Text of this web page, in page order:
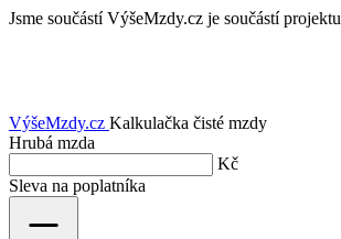
Jsme součástí VýšeMzdy.cz je součástí projektu
VýšeMzdy.cz Kalkulačka čisté mzdy
Hrubá mzda
Kč
Sleva na poplatníka